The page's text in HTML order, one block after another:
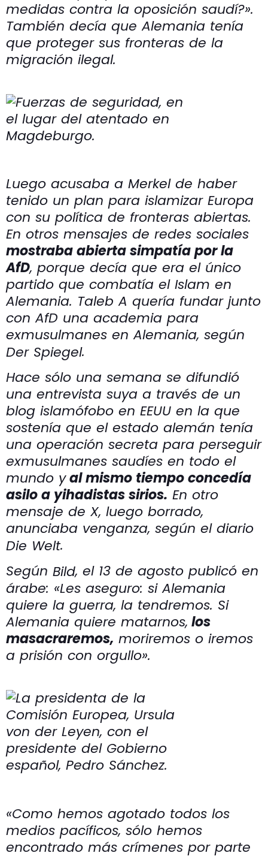
medidas contra la oposición saudí?».
También decía que Alemania tenía
que proteger sus fronteras de la
migración ilegal.
Luego acusaba a Merkel de haber
tenido un plan para islamizar Europa
con su política de fronteras abiertas.
En otros mensajes de redes sociales
mostraba abierta simpatía por la
AfD, porque decía que era el único
partido que combatía el Islam en
Alemania. Taleb A quería fundar junto
con AfD una academia para
exmusulmanes en Alemania, según
Der Spiegel.
Hace sólo una semana se difundió
una entrevista suya a través de un
blog islamófobo en EEUU en la que
sostenía que el estado alemán tenía
una operación secreta para perseguir
exmusulmanes saudíes en todo el
mundo yal mismo tiempo concedía
asilo a yihadistas sirios. En otro
mensaje de X, luego borrado,
anunciaba venganza, según el diario
Die Welt.
Según Bild, el 13 de agosto publicó en
árabe: «Les aseguro: si Alemania
quiere la guerra, la tendremos. Si
Alemania quiere matarnos, los
masacraremos, moriremos o iremos
a prisión con orgullo».
«Como hemos agotado todos los
medios pacíficos, sólo hemos
encontrado más crímenes por parte